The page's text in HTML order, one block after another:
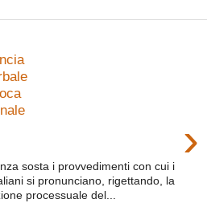
›
sosta i provvedimenti con cui i
si pronunciano, rigettando, la
processuale del...